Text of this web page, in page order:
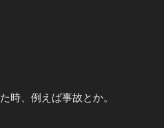
時、例えば事故とか。